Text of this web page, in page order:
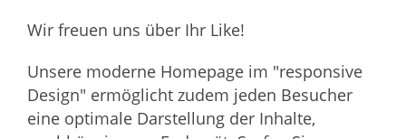
Wir freuen uns über Ihr Like!
Unsere moderne Homepage im "responsive
Design" ermöglicht zudem jeden Besucher
eine optimale Darstellung der Inhalte,